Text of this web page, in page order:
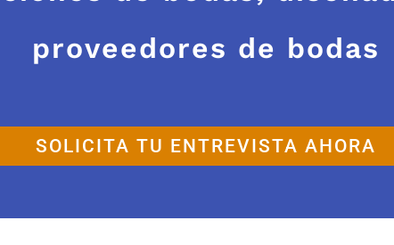
proveedores de bodas
SOLICITA TU ENTREVISTA AHORA